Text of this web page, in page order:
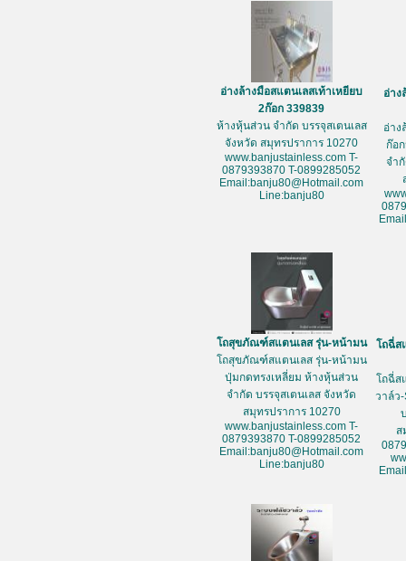
อ่างล้างมือสแตนเลสเท้าเหยียบ
2ก๊อก 339839
ห้างหุ้นส่วน จำกัด บรรจุสเตนเลส
จังหวัด สมุทรปราการ 10270
www.banjustainless.com T-
0879393870 T-0899285052
Email:banju80@Hotmail.com
Line:banju80
อ่าง
อ่าง
ก๊อ
จำ
โถสุขภัณฑ์สแตนเลส รุ่น-หน้ามน
โถสุขภัณฑ์สแตนเลส รุ่น-หน้ามน
ปุ่มกดทรงเหลี่ยม ห้างหุ้นส่วน
จำกัด บรรจุสเตนเลส จังหวัด
สมุทรปราการ 10270
www.banjustainless.com T-
0879393870 T-0899285052
Email:banju80@Hotmail.com
Line:banju80
โถฉี่ส
โถฉี่ส
วาล์ว
ส